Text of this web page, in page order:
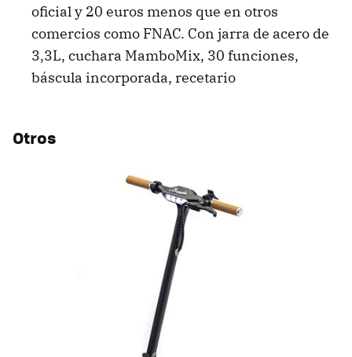
oficial y 20 euros menos que en otros
comercios como FNAC. Con jarra de acero de
3,3L, cuchara MamboMix, 30 funciones,
báscula incorporada, recetario
Otros